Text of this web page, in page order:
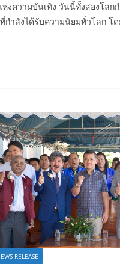
ความบันเทิง วันนี้ทั้งสองโลก
ำลังได้รับความนิยมทั่วโลก โ
RELEASE